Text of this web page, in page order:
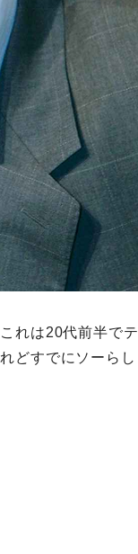
れは20代前半でテ
どすでにソーらし